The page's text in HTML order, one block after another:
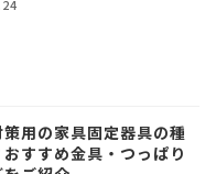
用の家具固定器具の種
すすめ金具・つっぱり